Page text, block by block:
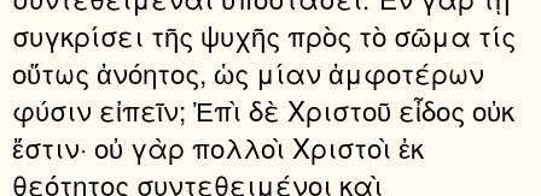
συγκρίσει τῆς ψυχῆς πρὸς τὸ σῶμα τίς
οὕτως ἀνόητος, ὡς μίαν ἀμφοτέρων
φύσιν εἰπεῖν; Ἐπὶ δὲ Χριστοῦ εἶδος οὐκ
ἔστιν· οὐ γὰρ πολλοὶ Χριστοὶ ἐκ
θεότητος συντεθειμένοι καὶ